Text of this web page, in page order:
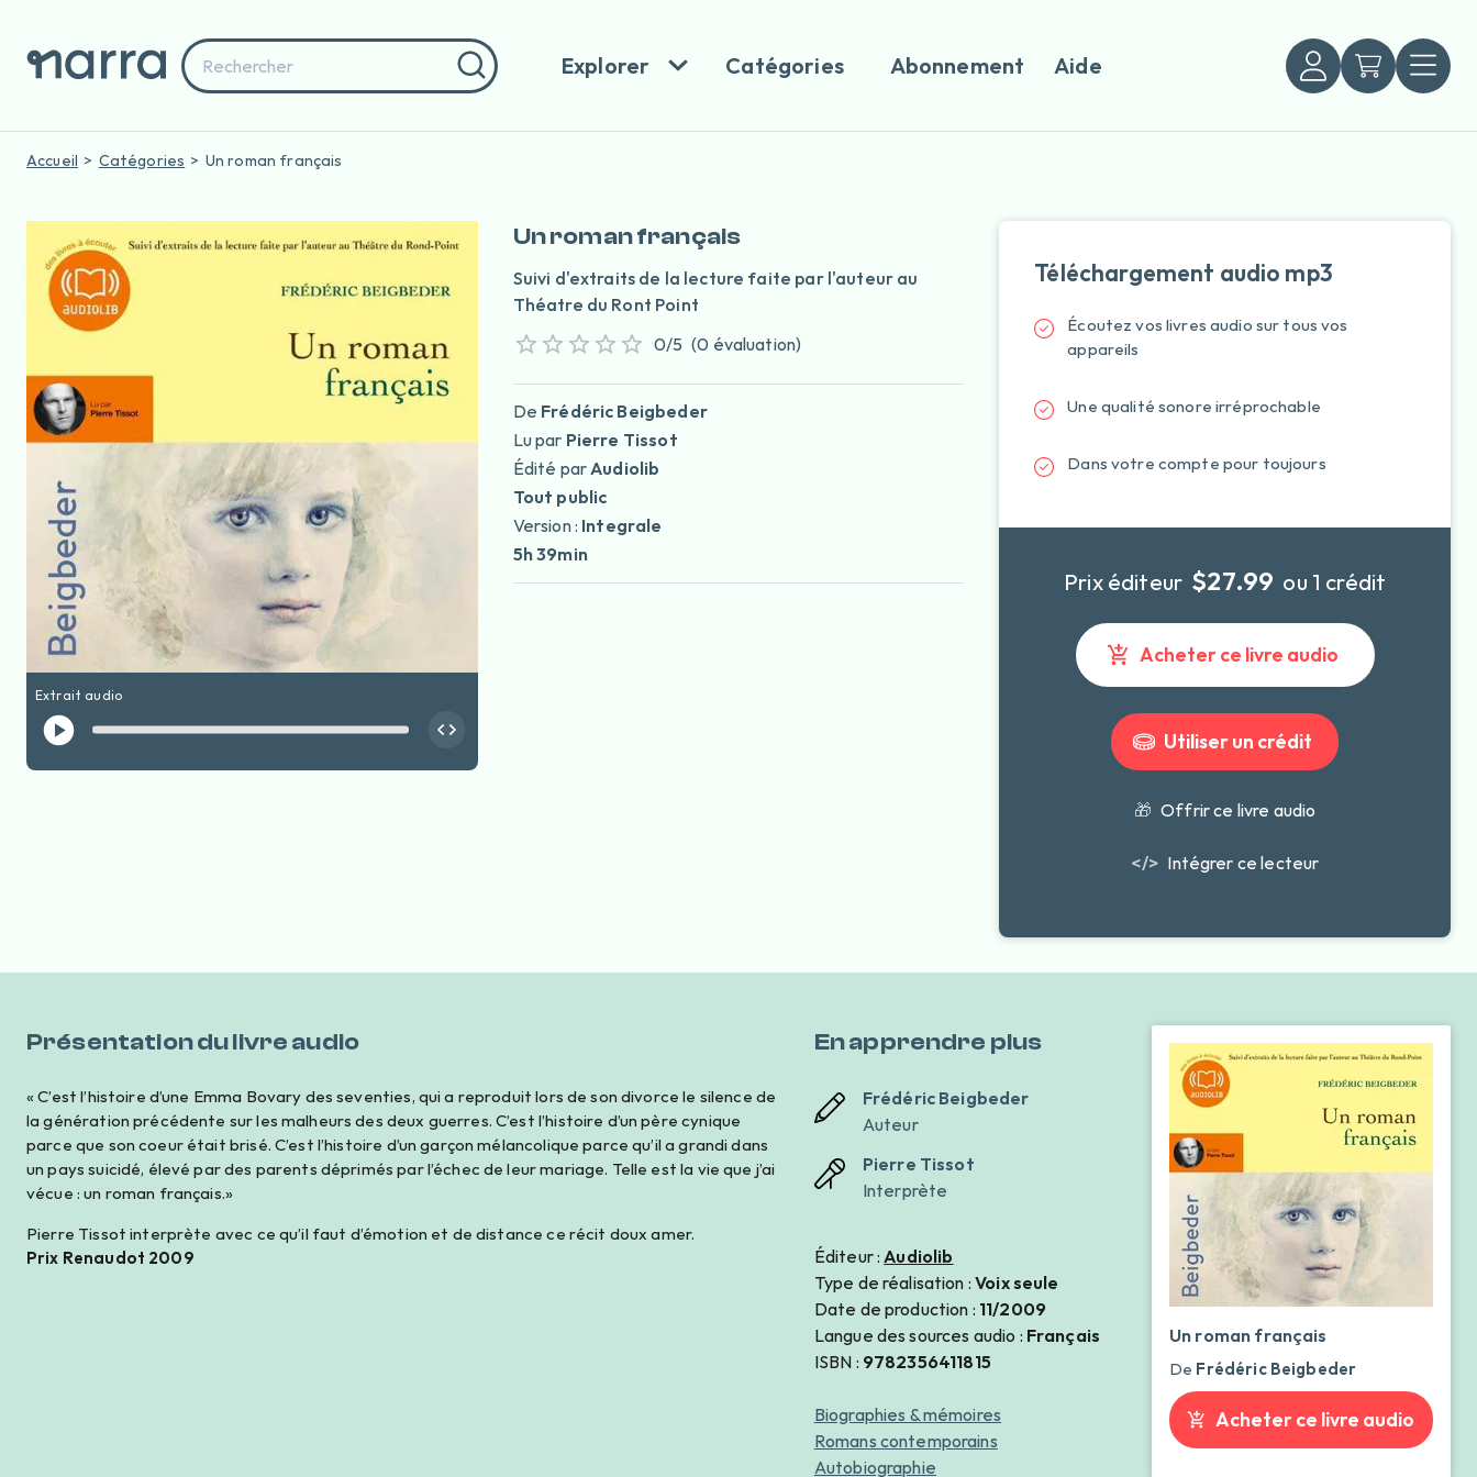
Explorer Catégories Abonnement Aide
Accueil Catégories Un roman français
Extrait audio
Un roman français
Suivi d'extraits de la lecture faite par l'auteur au
Théatre du Ront Point
0/5 (0 évaluation)
De Frédéric Beigbeder
Lu par Pierre Tissot
Édité parAudiolib
Tout public
Version : Integrale
5h 39min
Téléchargement audio mp3
Écoutez vos livres audio sur tous vos
appareils
Une qualité sonore irréprochable
Dans votre compte pour toujours
Prix éditeur $27.99 ou 1 crédit
Acheter ce livre audio
Utiliser un crédit
🎁 Offrir ce livre audio
</> Intégrer ce lecteur
Présentation du livre audio
« C’est l’histoire d’une Emma Bovary des seventies, qui a reproduit lors de son divorce le silence de
la génération précédente sur les malheurs des deux guerres. C’est l’histoire d’un père cynique
parce que son coeur était brisé. C’est l’histoire d’un garçon mélancolique parce qu’il a grandi dans
un pays suicidé, élevé par des parents déprimés par l’échec de leur mariage. Telle est la vie que j’ai
vécue : un roman français.»
Pierre Tissot interprète avec ce qu’il faut d’émotion et de distance ce récit doux amer.
Prix Renaudot 2009
En apprendre plus
Frédéric Beigbeder
Auteur
Pierre Tissot
Interprète
Éditeur : Audiolib
Type de réalisation :Voix seule
Date de production : 11/2009
Langue des sources audio : Français
ISBN : 9782356411815
Biographies & mémoires
Romans contemporains
Autobiographie
Un roman français
De Frédéric Beigbeder
Acheter ce livre audio